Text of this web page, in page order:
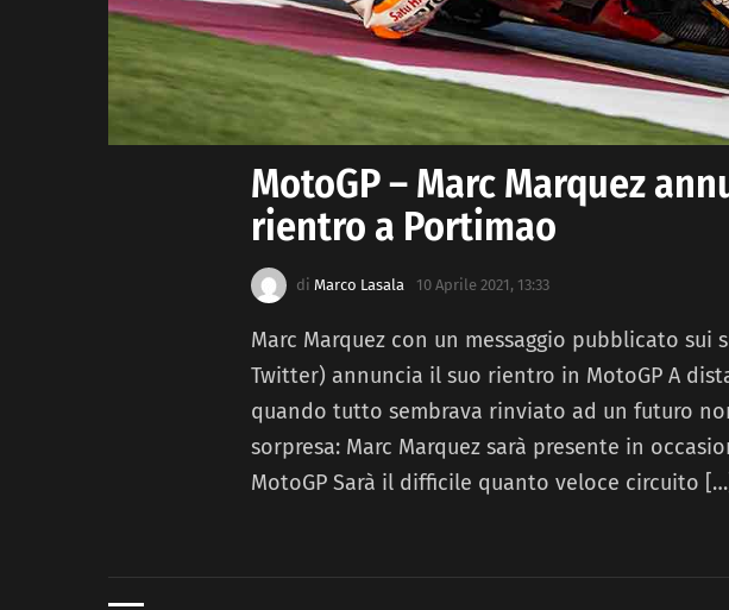
MotoGP – Marc Marquez
rientro a Portimao
di Marco Lasala 10 Aprile 2021, 13:33
Marc Marquez con un messaggio pubblicato sui
Twitter) annuncia il suo rientro in MotoGP A
quando tutto sembrava rinviato ad un futuro
sorpresa: Marc Marquez sarà presente in
MotoGP Sarà il difficile quanto veloce circuito